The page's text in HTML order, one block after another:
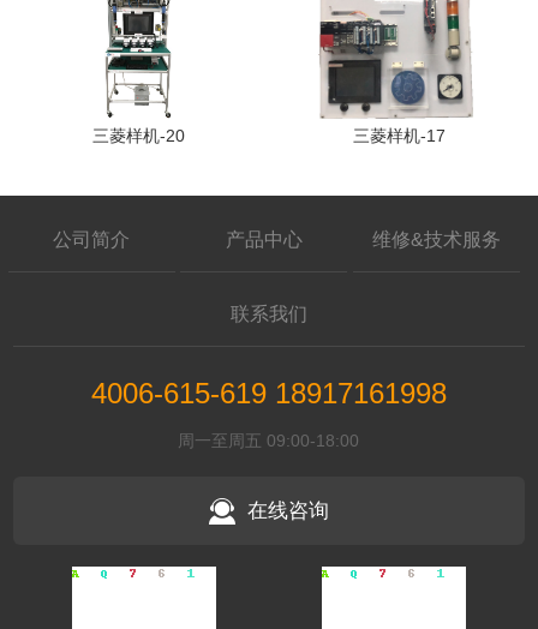
三菱样机-20 三菱样机-17
公司简介 产品中心 维修&技术服务
联系我们
4006-615-619 18917161998
周一至周五 09:00-18:00
在线咨询